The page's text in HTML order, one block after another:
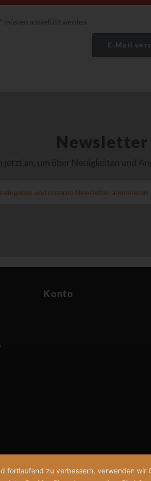
müssen ausgefüllt werden.
Newsletter
jetzt an, um über Neuigkeiten und
Konto
fortlaufend zu verbessern, verwenden